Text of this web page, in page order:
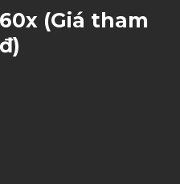
(Giá tham